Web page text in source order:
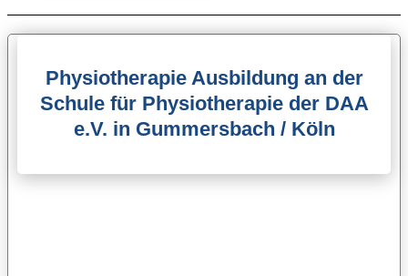
Physiotherapie Ausbildung an der
Schule für Physiotherapie der DAA
e.V. in Gummersbach / Köln